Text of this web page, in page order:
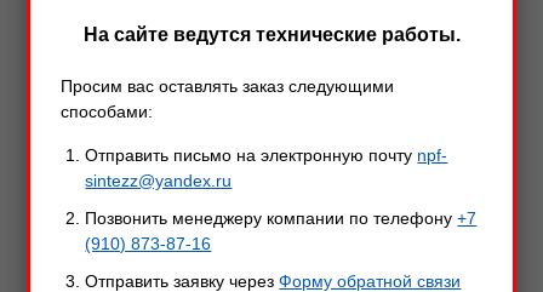
На сайте ведутся технические работы.
Просим вас оставлять заказ следующими
способами:
Отправить письмо на электронную почту npf-
sintezz@yandex.ru
Позвонить менеджеру компании по телефону+7
(910) 873-87-16
Отправить заявку черезФорму обратной связи